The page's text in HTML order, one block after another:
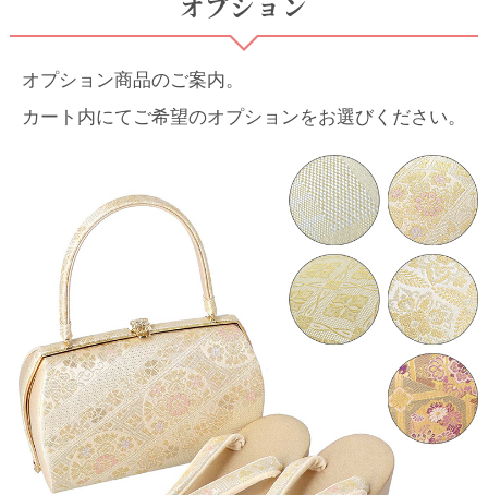
オプション商品のご案内。
カート内にてご希望のオプションをお選びください。